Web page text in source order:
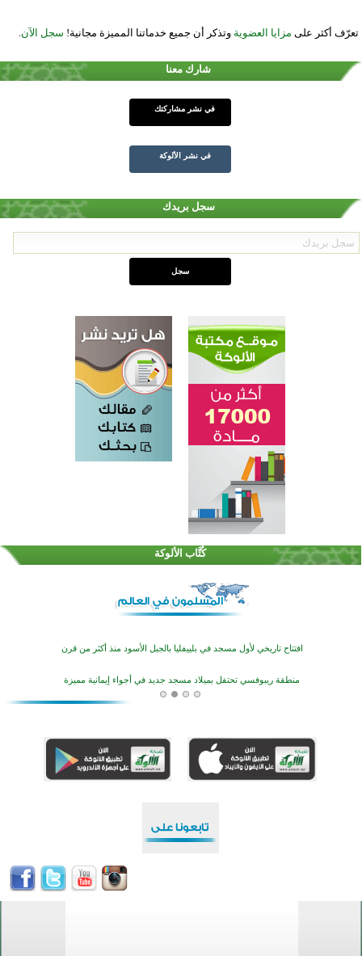
تعرّف أكثر على مزايا العضوية وتذكر أن جميع خدماتنا المميزة مجانية! سجل الآن
شارك معنا
في نشر مشاركتك
في نشر الألوكة
سجل بريدك
كُتَّاب الألوكة
اختتام الدورة التاسعة لمسابقة حفظ وتلاوة القرآن الكريم في أزناكاييف
تيسليتش تختتم برنامجا تعليميا لتعزيز القيم وبناء الشخصية للشباب المسلمين
اختتام منافسات قرآنية متميزة في بنغلاديش بمشاركة 3000 متسابق
أكبر مشروع إسلامي في ريف أستراليا يفتتح أبوابه بعد سنوات من العمل والعطاء
اختتام الدورة التاسعة لمسابقة حفظ وتلاوة القرآن الكريم في أزناكاييف